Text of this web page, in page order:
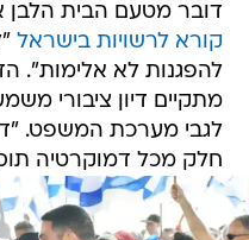
דובר מטעם הבית הלבן
קורא לרשויות בישראל
להפגנות לא אלימות".
מתקיים דיון ציבורי
לגבי מערכת המשפט.
חלק מכל דמוקרטיה